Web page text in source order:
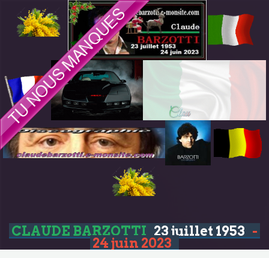
CLAUDE BARZOTTI 23 juillet 1953 -
24 juin 2023